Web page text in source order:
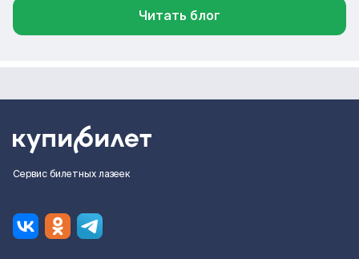
Читать блог
Сервис билетных лазеек